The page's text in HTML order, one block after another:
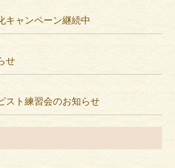
キャンペーン継続中
せ
スト練習会のお知らせ